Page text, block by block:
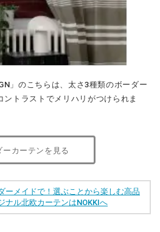
」のこちらは、太さ3種類のボーダー
トラストでメリハリがつけられま
ーカーテンを見る
ーメイドで！選ぶことから楽しむ高品
ナル北欧カーテンはNOKKIへ